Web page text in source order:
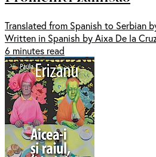
Translated from Spanish to Serbian
Written in Spanish by Aixa De la
6 minutes read